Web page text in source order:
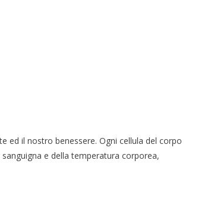
ed il nostro benessere. Ogni cellula del corpo
e della temperatura corporea,